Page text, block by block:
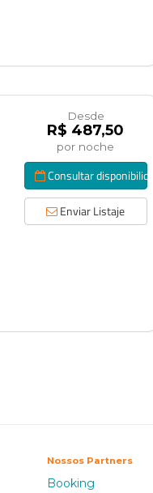
Desde
R$ 487,50
por noche
Consultar disponibilidad
Enviar Listaje
Nossos Partners
Booking